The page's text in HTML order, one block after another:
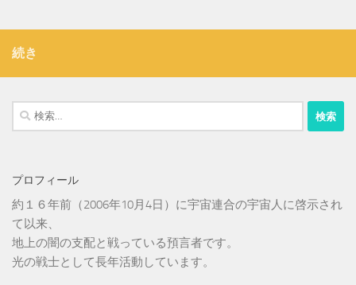
続き
検
索:
プロフィール
約１６年前（2006年10月4日）に宇宙連合の宇宙人に啓示され
て以来、
地上の闇の支配と戦っている預言者です。
光の戦士として長年活動しています。